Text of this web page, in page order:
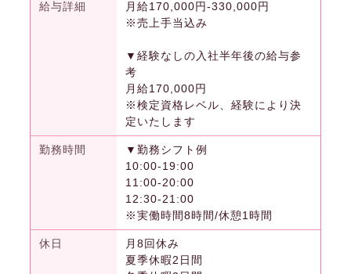
給与詳細
月給170,000円-330,000円
※売上手当込み
▼経験なしの入社半年後の給与参
考
月給170,000円
※検定資格レベル、経験により決
定いたします
勤務時間
▼勤務シフト例
10:00-19:00
11:00-20:00
12:30-21:00
※実働時間8時間/休憩1時間
休日
月8回休み
夏季休暇2日間